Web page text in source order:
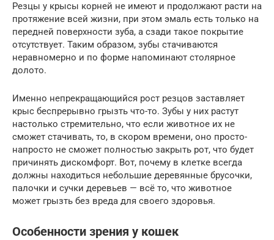
Резцы у крысы корней не имеют и продолжают расти на
протяжение всей жизни, при этом эмаль есть только на
передней поверхности зуба, а сзади такое покрытие
отсутствует. Таким образом, зубы стачиваются
неравномерно и по форме напоминают столярное
долото.
Именно непрекращающийся рост резцов заставляет
крыс беспрерывно грызть что-то. Зубы у них растут
настолько стремительно, что если животное их не
сможет стачивать, то, в скором времени, оно просто-
напросто не сможет полностью закрыть рот, что будет
причинять дискомфорт. Вот, почему в клетке всегда
должны находиться небольшие деревянные брусочки,
палочки и сучки деревьев — всё то, что животное
может грызть без вреда для своего здоровья.
Особенности зрения у кошек